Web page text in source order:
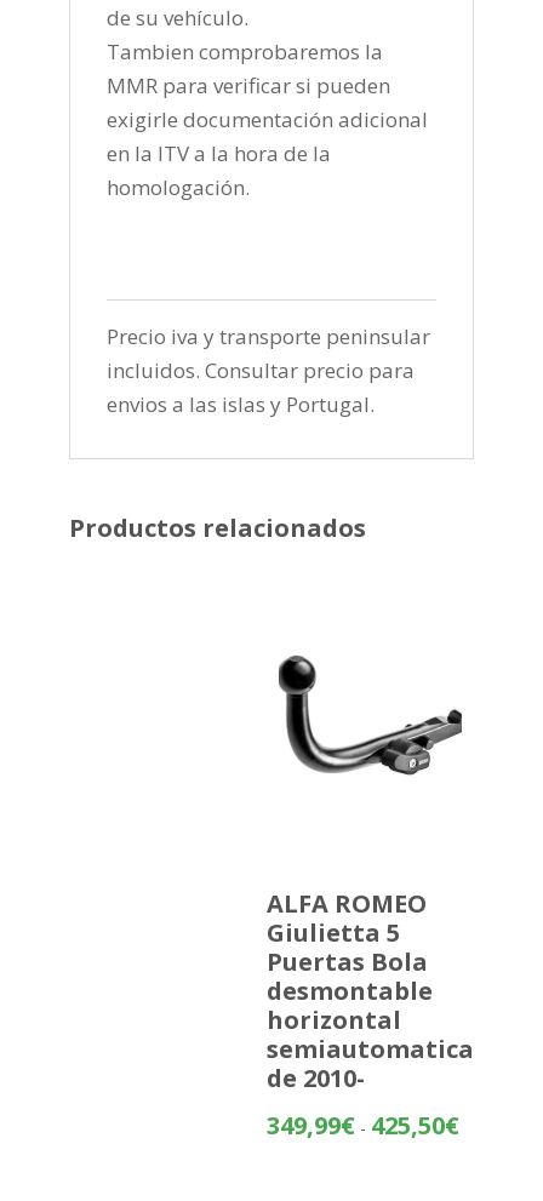
de su vehículo.
Tambien comprobaremos la
MMR para verificar si pueden
exigirle documentación adicional
en la ITV a la hora de la
homologación.
Precio iva y transporte peninsular
incluidos. Consultar precio para
envios a las islas y Portugal.
Productos relacionados
ALFA ROMEO
Giulietta 5
Puertas Bola
desmontable
horizontal
semiautomatica
de 2010-
349,99€ - 425,50€Rango